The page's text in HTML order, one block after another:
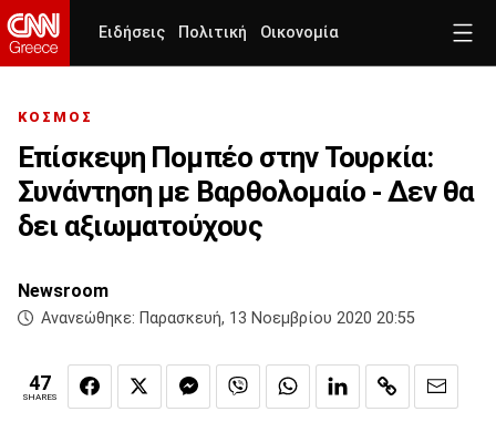
Ειδήσεις Πολιτική Οικονομία
ΚΟΣΜΟΣ
Επίσκεψη Πομπέο στην Τουρκία:
Συνάντηση με Βαρθολομαίο - Δεν θα
δει αξιωματούχους
Newsroom
Ανανεώθηκε: Παρασκευή, 13 Νοεμβρίου 2020 20:55
47
SHARES